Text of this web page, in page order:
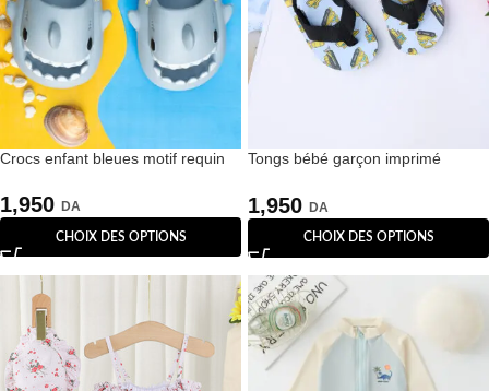
Crocs enfant bleues motif requin
1,950 DA
CHOIX DES OPTIONS
Tongs bébé garçon imprimé
1,950 DA
CHOIX DES OPTIONS